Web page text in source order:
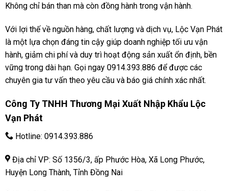
Không chỉ bán than mà còn đồng hành trong vận hành.
Với lợi thế về nguồn hàng, chất lượng và dịch vụ, Lộc Vạn Phát
là một lựa chọn đáng tin cậy giúp doanh nghiệp tối ưu vận
hành, giảm chi phí và duy trì hoạt động sản xuất ổn định, bền
vững trong dài hạn. Gọi ngay 0914.393.886 để được các
chuyên gia tư vấn theo yêu cầu và báo giá chính xác nhất.
Công Ty TNHH Thương Mại Xuất Nhập Khẩu Lộc
Vạn Phát
Hotline: 0914.393.886
Địa chỉ VP: Số 1356/3, ấp Phước Hòa, Xã Long Phước,
Huyện Long Thành, Tỉnh Đồng Nai